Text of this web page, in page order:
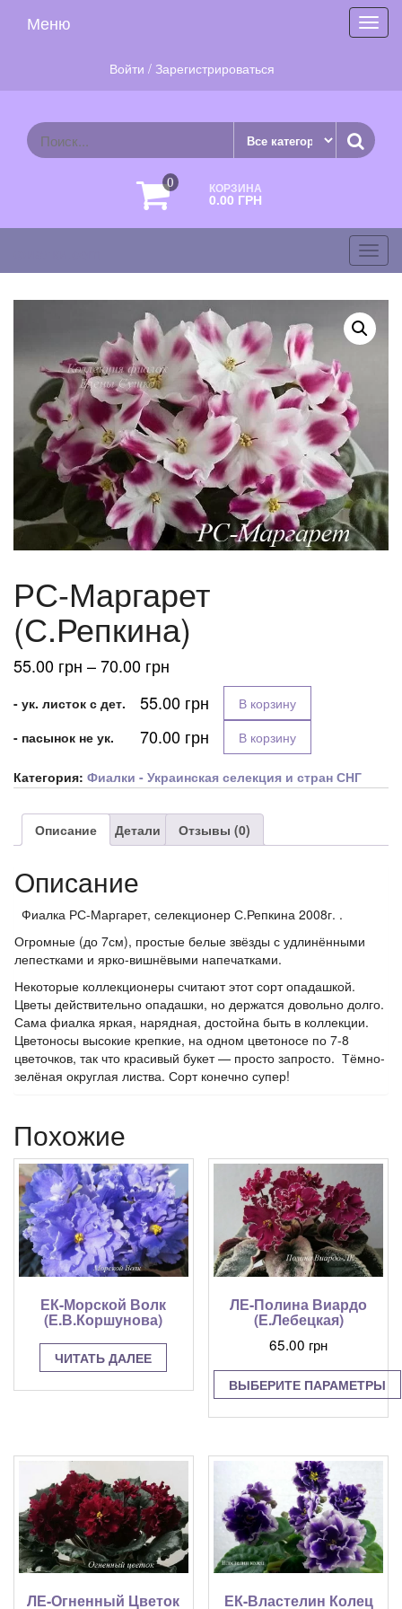
Меню
Войти / Зарегистрироваться
0 КОРЗИНА
0.00 ГРН
РС-Маргарет
(С.Репкина)
55.00 грн –70.00 грн
55.00 грн
–
70.00 грн
- ук. листок с дет. 55.00 грн
В корзину
- пасынок не ук.
70.00 грн В корзину
Категория: Фиалки - Украинская селекция и стран СНГ
Описание Детали Отзывы (0)
Описание
Фиалка РС-Маргарет, селекционер С.Репкина 2008г. .
Огромные (до 7см), простые белые звёзды с удлинёнными
лепестками и ярко-вишнёвыми напечатками.
Некоторые коллекционеры считают этот сорт опадашкой.
Цветы действительно опадашки, но держатся довольно долго.
Сама фиалка яркая, нарядная, достойна быть в коллекции.
Цветоносы высокие крепкие, на одном цветоносе по 7-8
цветочков, так что красивый букет — просто запросто. Тёмно-
зелёная округлая листва. Сорт конечно супер!
Похожие
ЕК-Морской Волк
(Е.В.Коршунова)
ЧИТАТЬ ДАЛЕЕ
ЛЕ-Полина Виардо
(Е.Лебецкая)
65.00 грн
ВЫБЕРИТЕ ПАРАМЕТРЫ
Этот
имеет
несколько
вариаций.
Опции
можно
выбрать
на
товара.
ЛЕ-Огненный Цветок ЕК-Властелин Колец